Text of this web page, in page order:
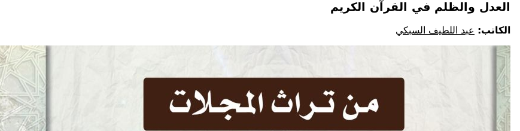
العدل والظلم في القرآن الكريم
الكاتب: عبد اللطيف السبكي